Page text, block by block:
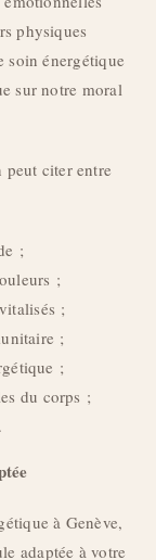
physiques
soin énergétique
sur notre moral
peut citer entre
;
;
;
;
;
du corps ;
à Genève,
adaptée à votre